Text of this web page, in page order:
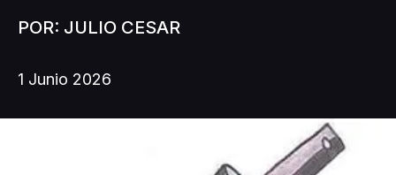
POR: JULIO CESAR
1 Junio 2026